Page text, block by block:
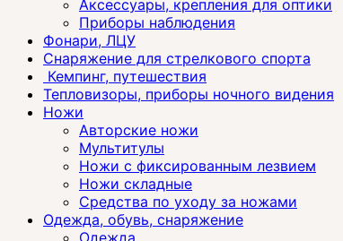
Аксессуары, крепления для оптики
Приборы наблюдения
Фонари, ЛЦУ
Снаряжение для стрелкового спорта
Кемпинг, путешествия
Тепловизоры, приборы ночного видения
Ножи
Авторские ножи
Мультитулы
Ножи с фиксированным лезвием
Ножи складные
Средства по уходу за ножами
Одежда, обувь, снаряжение
Одежда